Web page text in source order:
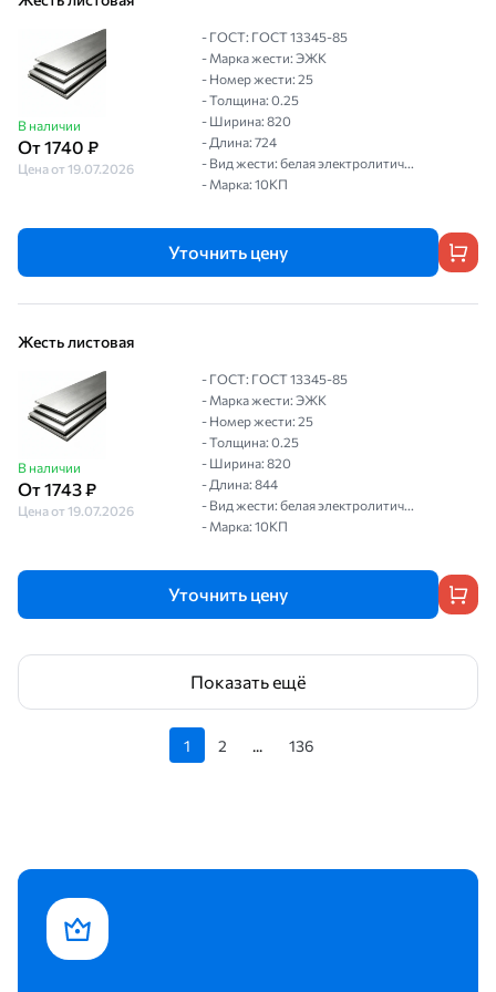
В наличии
От 1740 ₽
Цена от 19.07.2026
- ГОСТ: ГОСТ 13345-85
- Марка жести: ЭЖК
- Номер жести: 25
- Толщина: 0.25
- Ширина: 820
- Длина: 724
- Вид жести: белая электролитич...
- Марка: 10КП
Уточнить цену
Жесть листовая
В наличии
От 1743 ₽
Цена от 19.07.2026
- ГОСТ: ГОСТ 13345-85
- Марка жести: ЭЖК
- Номер жести: 25
- Толщина: 0.25
- Ширина: 820
- Длина: 844
- Вид жести: белая электролитич...
- Марка: 10КП
Уточнить цену
Показать ещё
1 2 ... 136